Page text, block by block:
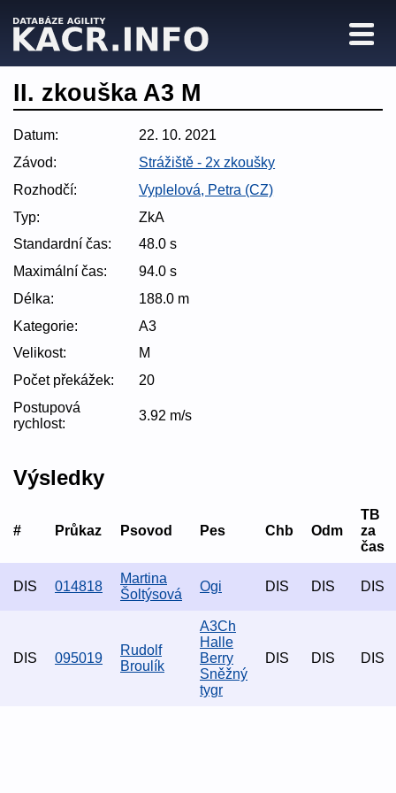
II. zkouška A3 M
Datum:
22. 10. 2021
Závod:
Strážiště - 2x zkoušky
Rozhodčí:
Vyplelová, Petra (CZ)
Typ:
ZkA
Standardní čas:
48.0 s
Maximální čas:
94.0 s
Délka:
188.0 m
Kategorie:
A3
Velikost:
M
Počet překážek:
20
Postupová
rychlost:
3.92 m/s
Výsledky
# Průkaz Psovod Pes Chb Odm
TB
za
čas
DIS 014818
Martina
Šoltýsová
Ogi DIS DIS DIS
DIS 095019
Rudolf
Broulík
A3Ch
Halle
Berry
Sněžný
tygr
DIS DIS DIS